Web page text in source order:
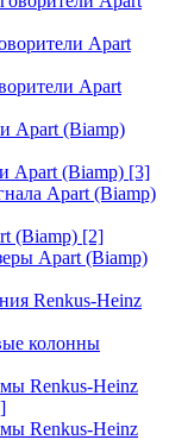
Apart
Apart
Apart (Biamp)
Apart (Biamp) [3]
Apart (Biamp)
(Biamp) [2]
Apart (Biamp)
Renkus-Heinz
колонны
Renkus-Heinz
Renkus-Heinz